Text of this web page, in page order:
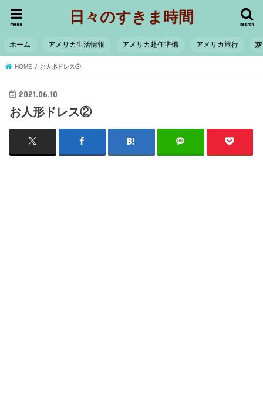
日々のすきま時間 search
menu
ホーム アメリカ生活情報 アメリカ赴任準備 アメリカ旅行
HOME お人形ドレス②
2021.06.10
お人形ドレス②